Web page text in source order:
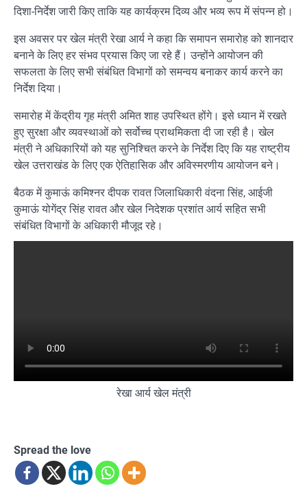
दिशा-निर्देश जारी किए ताकि यह कार्यक्रम दिव्य और भव्य रूप में संपन्न हो।
इस अवसर पर खेल मंत्री रेखा आर्य ने कहा कि समापन समारोह को शानदार
बनाने के लिए हर संभव प्रयास किए जा रहे हैं। उन्होंने आयोजन की
सफलता के लिए सभी संबंधित विभागों को समन्वय बनाकर कार्य करने का
निर्देश दिया।
समारोह में केंद्रीय गृह मंत्री अमित शाह उपस्थित होंगे। इसे ध्यान में रखते
हुए सुरक्षा और व्यवस्थाओं को सर्वोच्च प्राथमिकता दी जा रही है। खेल
मंत्री ने अधिकारियों को यह सुनिश्चित करने के निर्देश दिए कि यह राष्ट्रीय
खेल उत्तराखंड के लिए एक ऐतिहासिक और अविस्मरणीय आयोजन बने।
बैठक में कुमाऊं कमिश्नर दीपक रावत जिलाधिकारी वंदना सिंह, आईजी
कुमाऊं योगेंद्र सिंह रावत और खेल निदेशक प्रशांत आर्य सहित सभी
संबंधित विभागों के अधिकारी मौजूद रहे।
रेखा आर्य खेल मंत्री
Spread the love